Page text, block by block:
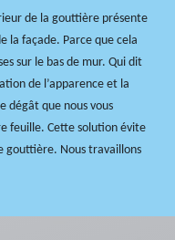
de la gouttière présente
la façade. Parce que cela
sur le bas de mur. Qui dit
de l’apparence et la
dégât que nous vous
feuille. Cette solution évite
gouttière. Nous travaillons